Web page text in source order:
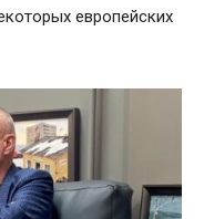
европейских